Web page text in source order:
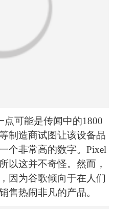
可能是传闻中的1800
制造商试图让该设备品
个非常高的数字。Pixel
以这并不奇怪。然而，
因为谷歌倾向于在人们
售热闹非凡的产品。